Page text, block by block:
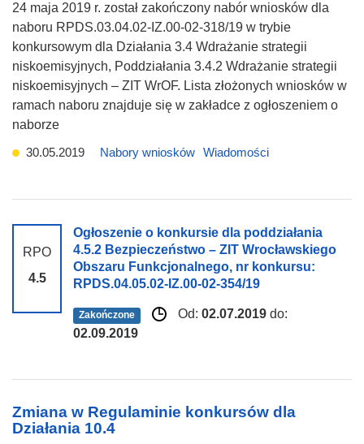
24 maja 2019 r. został zakończony nabór wniosków dla
naboru RPDS.03.04.02-IZ.00-02-318/19 w trybie
konkursowym dla Działania 3.4 Wdrażanie strategii
niskoemisyjnych, Poddziałania 3.4.2 Wdrażanie strategii
niskoemisyjnych – ZIT WrOF. Lista złożonych wniosków w
ramach naboru znajduje się w zakładce z ogłoszeniem o
naborze
30.05.2019
Nabory wniosków Wiadomości
RPO
4.5
Ogłoszenie o konkursie dla poddziałania
4.5.2 Bezpieczeństwo – ZIT Wrocławskiego
Obszaru Funkcjonalnego, nr konkursu:
RPDS.04.05.02-IZ.00-02-354/19
Zakończone Od:02.07.2019 do:
02.09.2019
Zmiana w Regulaminie konkursów dla
Działania 10.4